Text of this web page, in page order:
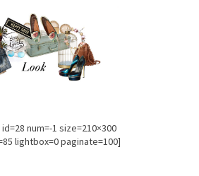
num=-1 size=210×300
lightbox=0 paginate=100]